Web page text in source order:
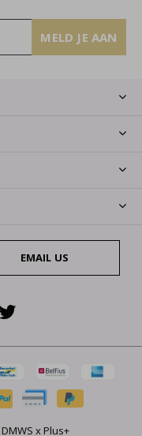
MELD JE AAN
EMAIL US
DMWS x Plus+